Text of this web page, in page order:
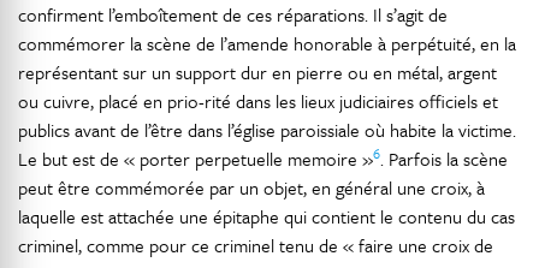
confirment l’emboîtement de ces réparations. Il s’agit de
commémorer la scène de l’amende honorable à perpétuité, en la
représentant sur un support dur en pierre ou en métal, argent
ou cuivre, placé en prio-rité dans les lieux judiciaires officiels et
publics avant de l’être dans l’église paroissiale où habite la victime.
Le but est de « porter perpetuelle memoire »6. Parfois la scène
peut être commémorée par un objet, en général une croix, à
laquelle est attachée une épitaphe qui contient le contenu du cas
criminel, comme pour ce criminel tenu de « faire une croix de